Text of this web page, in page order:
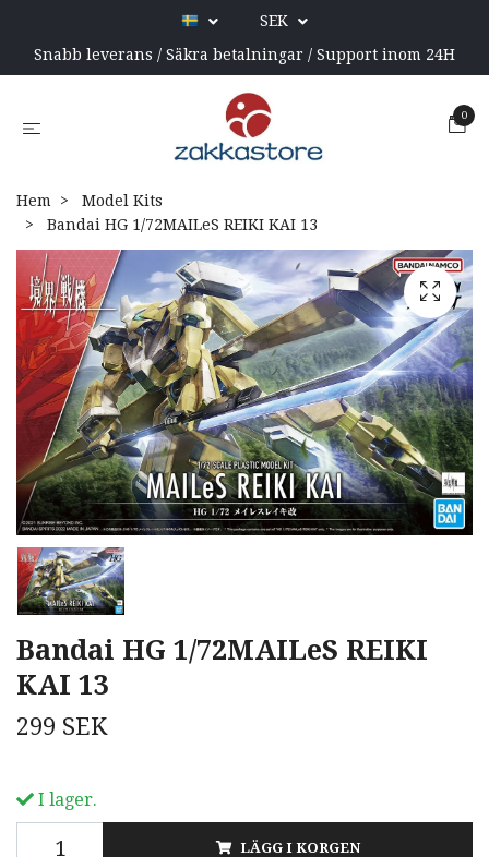
SEK
Snabb leverans / Säkra betalningar / Support inom 24H
0
Hem
Model Kits
Bandai HG 1/72MAILeS REIKI KAI 13
Bandai HG 1/72MAILeS REIKI
KAI 13
299 SEK
I lager.
LÄGG I KORGEN